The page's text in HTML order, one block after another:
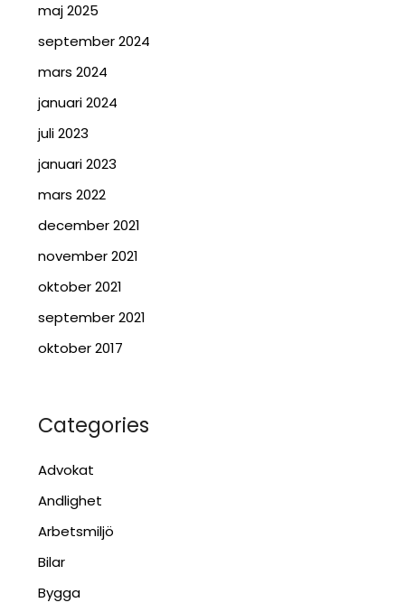
maj 2025
september 2024
mars 2024
januari 2024
juli 2023
januari 2023
mars 2022
december 2021
november 2021
oktober 2021
september 2021
oktober 2017
Categories
Advokat
Andlighet
Arbetsmiljö
Bilar
Bygga